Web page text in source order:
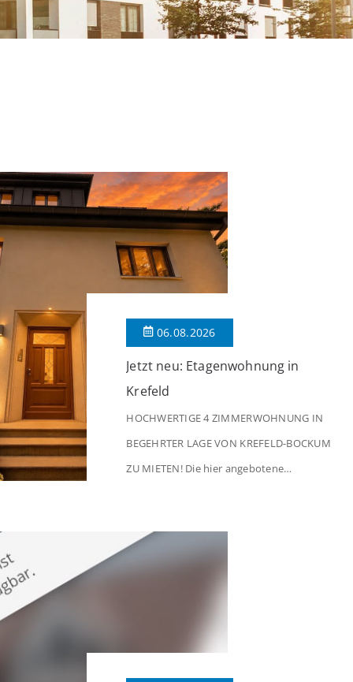
06.08.2026
Jetzt neu: Etagenwohnung in
Krefeld
HOCHWERTIGE 4 ZIMMERWOHNUNG IN
BEGEHRTER LAGE VON KREFELD-BOCKUM
ZU MIETEN! Die hier angebotene
in begehrter Wohnlage von Krefeld-Bockum.